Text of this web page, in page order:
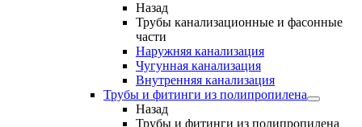
Назад
Трубы канализационные и фасонные
части
Наружняя канализация
Чугунная канализация
Внутренняя канализация
Трубы и фитинги из полипропилена
Назад
Трубы и фитинги из полипропилена